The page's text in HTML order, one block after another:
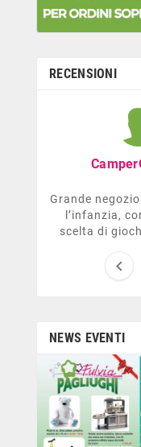
RECENSIONI
Grande
l’infanzia,
scelta di
future
tavoli da ping-
ecc.
disponibile a
illustrare gli
non trovare
che si

NEWS EVENTI